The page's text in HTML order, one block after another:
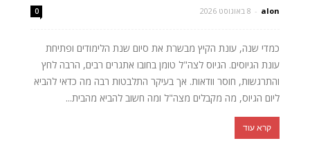
alon
- 8 באוגוסט 2026 0
כמדי שנה, עונת הקיץ מבשרת את סיום שנת הלימודים ופתיחת
עונת הגיוסים. הגיוס לצה"ל טומן בחובו אתגרים רבים, הרבה לחץ
והתרגשות, חוסר וודאות. אך בעיקר התלבטות רבה מה כדאי להביא
ליום הגיוס, מה מקבלים מצה"ל ומה חשוב להביא מהבית...
קרא עוד